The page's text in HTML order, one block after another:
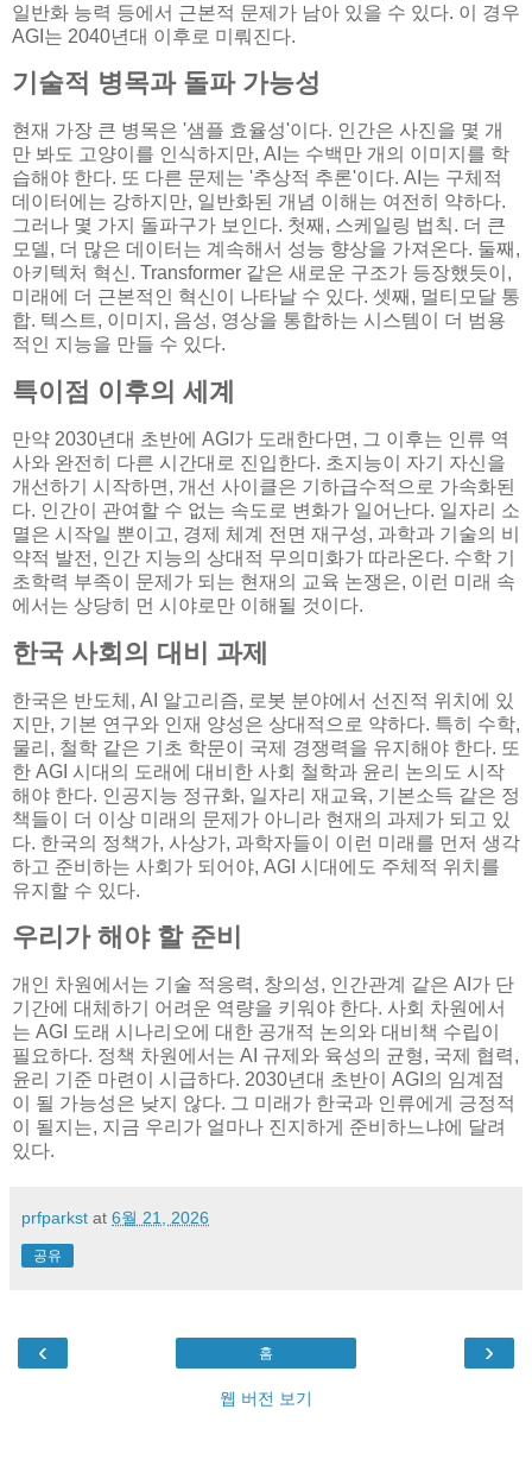
일반화 능력 등에서 근본적 문제가 남아 있을 수 있다. 이 경우
AGI는 2040년대 이후로 미뤄진다.
기술적 병목과 돌파 가능성
현재 가장 큰 병목은 '샘플 효율성'이다. 인간은 사진을 몇 개
만 봐도 고양이를 인식하지만, AI는 수백만 개의 이미지를 학
습해야 한다. 또 다른 문제는 '추상적 추론'이다. AI는 구체적
데이터에는 강하지만, 일반화된 개념 이해는 여전히 약하다.
그러나 몇 가지 돌파구가 보인다. 첫째, 스케일링 법칙. 더 큰
모델, 더 많은 데이터는 계속해서 성능 향상을 가져온다. 둘째,
아키텍처 혁신. Transformer 같은 새로운 구조가 등장했듯이,
미래에 더 근본적인 혁신이 나타날 수 있다. 셋째, 멀티모달 통
합. 텍스트, 이미지, 음성, 영상을 통합하는 시스템이 더 범용
적인 지능을 만들 수 있다.
특이점 이후의 세계
만약 2030년대 초반에 AGI가 도래한다면, 그 이후는 인류 역
사와 완전히 다른 시간대로 진입한다. 초지능이 자기 자신을
개선하기 시작하면, 개선 사이클은 기하급수적으로 가속화된
다. 인간이 관여할 수 없는 속도로 변화가 일어난다. 일자리 소
멸은 시작일 뿐이고, 경제 체계 전면 재구성, 과학과 기술의 비
약적 발전, 인간 지능의 상대적 무의미화가 따라온다. 수학 기
초학력 부족이 문제가 되는 현재의 교육 논쟁은, 이런 미래 속
에서는 상당히 먼 시야로만 이해될 것이다.
한국 사회의 대비 과제
한국은 반도체, AI 알고리즘, 로봇 분야에서 선진적 위치에 있
지만, 기본 연구와 인재 양성은 상대적으로 약하다. 특히 수학,
물리, 철학 같은 기초 학문이 국제 경쟁력을 유지해야 한다. 또
한 AGI 시대의 도래에 대비한 사회 철학과 윤리 논의도 시작
해야 한다. 인공지능 정규화, 일자리 재교육, 기본소득 같은 정
책들이 더 이상 미래의 문제가 아니라 현재의 과제가 되고 있
다. 한국의 정책가, 사상가, 과학자들이 이런 미래를 먼저 생각
하고 준비하는 사회가 되어야, AGI 시대에도 주체적 위치를
유지할 수 있다.
우리가 해야 할 준비
개인 차원에서는 기술 적응력, 창의성, 인간관계 같은 AI가 단
기간에 대체하기 어려운 역량을 키워야 한다. 사회 차원에서
는 AGI 도래 시나리오에 대한 공개적 논의와 대비책 수립이
필요하다. 정책 차원에서는 AI 규제와 육성의 균형, 국제 협력,
윤리 기준 마련이 시급하다. 2030년대 초반이 AGI의 임계점
이 될 가능성은 낮지 않다. 그 미래가 한국과 인류에게 긍정적
이 될지는, 지금 우리가 얼마나 진지하게 준비하느냐에 달려
있다.
prfparkst at 6월 21, 2026
공유
‹ ›
홈
웹 버전 보기